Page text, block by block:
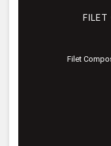
Filet